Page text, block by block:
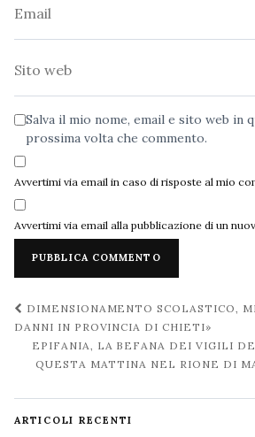
Salva il mio nome, email e sito web in
prossima volta che commento.
Avvertimi via email in caso di risposte al mio
Avvertimi via email alla pubblicazione di un
Navigazione
post
DIMENSIONAMENTO SCOLASTICO,
DANNI IN PROVINCIA DI CHIETI»
EPIFANIA, LA BEFANA DEI VIGILI
QUESTA MATTINA NEL RIONE DI
ARTICOLI RECENTI